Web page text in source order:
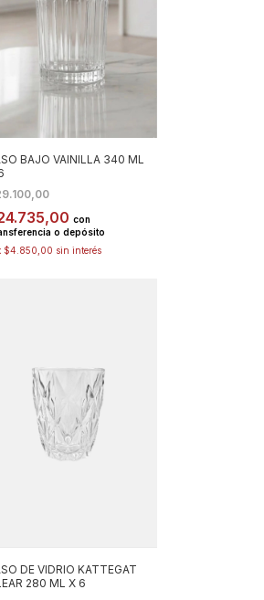
BAJO VAINILLA 340 ML
con
o depósito
$4.850,00 sin interés
DE VIDRIO KATTEGAT
280 ML X 6